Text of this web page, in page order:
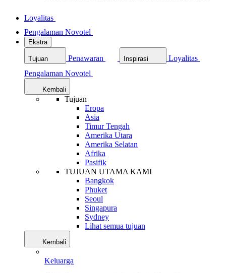
Loyalitas
Pengalaman Novotel
Ekstra
Tujuan Penawaran Inspirasi
Loyalitas
Pengalaman Novotel
Kembali
Tujuan
Eropa
Asia
Timur Tengah
Amerika Utara
Amerika Selatan
Afrika
Pasifik
TUJUAN UTAMA KAMI
Bangkok
Phuket
Seoul
Singapura
Sydney
Lihat semua tujuan
Kembali
Keluarga